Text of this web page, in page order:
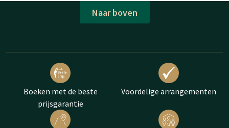
Naar boven
Boeken met de beste
prijsgarantie
Voordelige arrangementen